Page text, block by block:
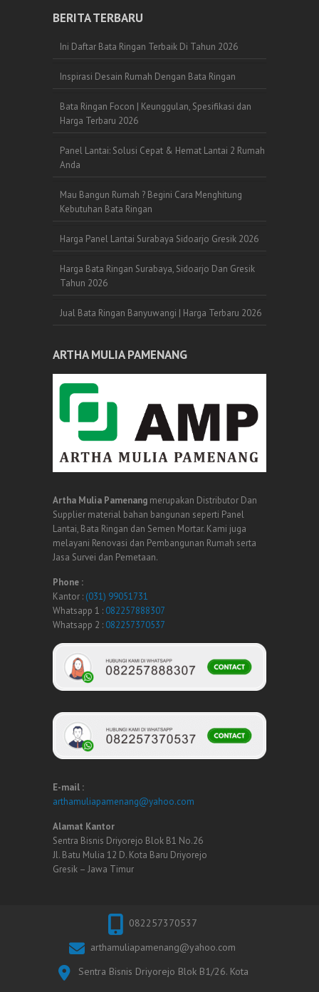
BERITA TERBARU
Ini Daftar Bata Ringan Terbaik Di Tahun 2026
Inspirasi Desain Rumah Dengan Bata Ringan
Bata Ringan Focon | Keunggulan, Spesifikasi dan
Harga Terbaru 2026
Panel Lantai: Solusi Cepat & Hemat Lantai 2 Rumah
Anda
Mau Bangun Rumah ? Begini Cara Menghitung
Kebutuhan Bata Ringan
Harga Panel Lantai Surabaya Sidoarjo Gresik 2026
Harga Bata Ringan Surabaya, Sidoarjo Dan Gresik
Tahun 2026
Jual Bata Ringan Banyuwangi | Harga Terbaru 2026
ARTHA MULIA PAMENANG
Artha Mulia Pamenang merupakan Distributor Dan
Supplier material bahan bangunan seperti Panel
Lantai, Bata Ringan dan Semen Mortar. Kami juga
melayani Renovasi dan Pembangunan Rumah serta
Jasa Survei dan Pemetaan.
Phone :
Kantor : (031) 99051731
Whatsapp 1 : 082257888307
Whatsapp 2 : 082257370537
E-mail :
arthamuliapamenang@yahoo.com
Alamat Kantor
Sentra Bisnis Driyorejo Blok B1 No.26
Jl. Batu Mulia 12 D. Kota Baru Driyorejo
Gresik – Jawa Timur
082257370537
arthamuliapamenang@yahoo.com
Sentra Bisnis Driyorejo Blok B1/26. Kota